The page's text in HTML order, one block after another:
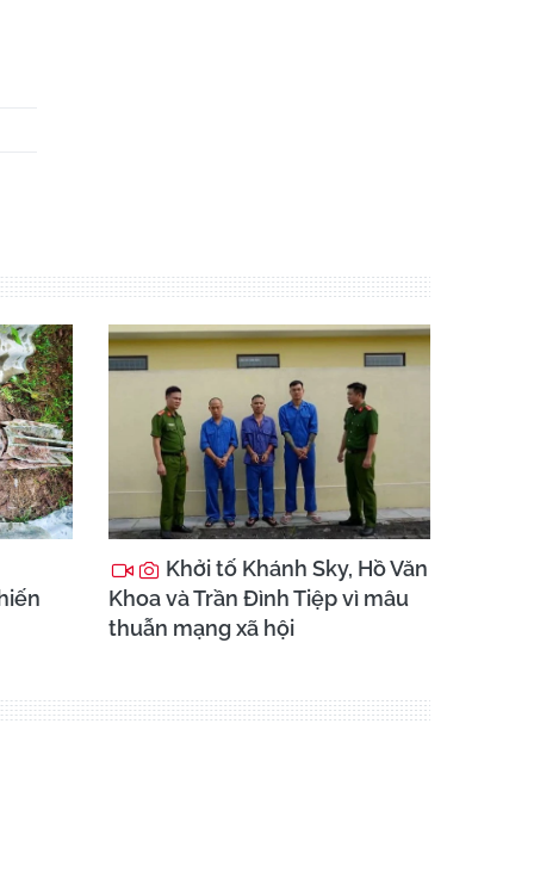
Khởi tố Khánh Sky, Hồ Văn
Khoa và Trần Đình Tiệp vì mâu
thuẫn mạng xã hội